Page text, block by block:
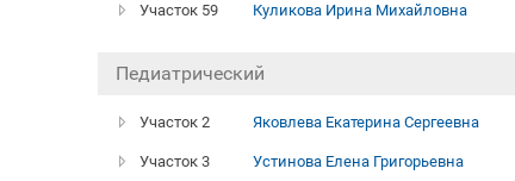
Участок 59 Куликова Ирина Михайловна
Педиатрический
Участок 2 Яковлева Екатерина Сергеевна
Участок 3 Устинова Елена Григорьевна